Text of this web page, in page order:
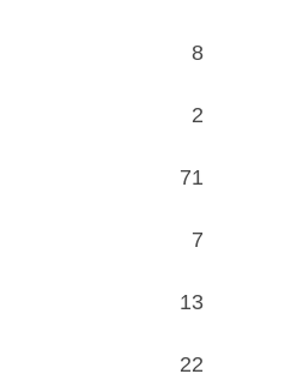
8
2
71
7
13
22